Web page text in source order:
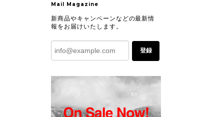
Mail Magazine
新商品やキャンペーンなどの最新情
報をお届けいたします。
登録